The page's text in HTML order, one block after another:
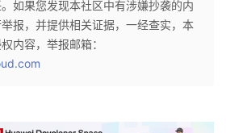
如果您发现本社区中有涉嫌抄袭的内
报，并提供相关证据，一经查实，本
内容，举报邮箱：